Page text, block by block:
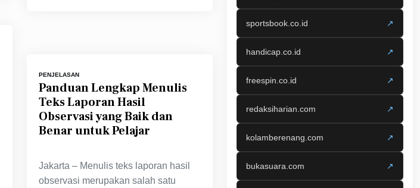
PENJELASAN
Panduan Lengkap Menulis
Teks Laporan Hasil
Observasi yang Baik dan
Benar untuk Pelajar
Jakarta – Menulis teks laporan hasil
observasi merupakan salah satu
sportsbook.co.id ↗
handicap.co.id ↗
freespin.co.id ↗
redaksiharian.com ↗
kolamberenang.com ↗
bukasuara.com ↗